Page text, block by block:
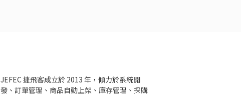
JEFEC 捷飛客成立於 2013 年，傾力於系統開
發、訂單管理、商品自動上架、庫存管理、採購